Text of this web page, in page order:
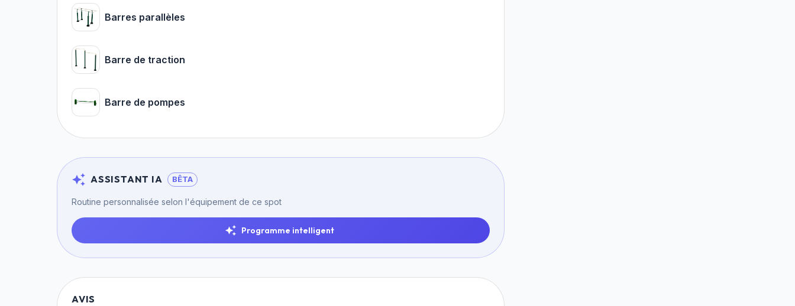
Barres parallèles
Barre de traction
Barre de pompes
ASSISTANT IA BÊTA
Routine personnalisée selon l'équipement de ce spot
Programme intelligent
AVIS